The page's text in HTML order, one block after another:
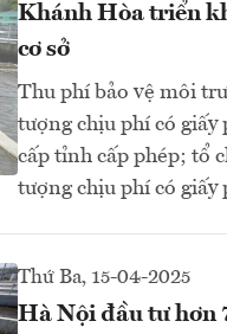
Khánh Hòa triển
cơ sở
Thu phí bảo vệ môi
tượng chịu phí có giấy
cấp tỉnh cấp phép; tổ
tượng chịu phí có
Thứ Ba, 15-04-2025
Hà Nội đầu tư hơn